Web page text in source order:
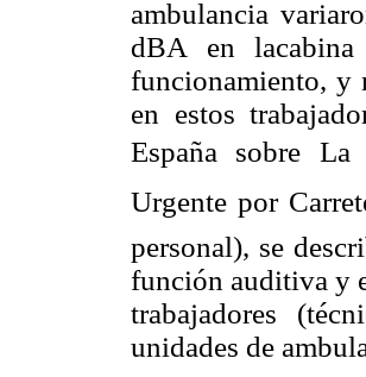
ambulancia
dBA en
funcionamiento, y
en estos
España sobre
Urgente por
personal), se
función auditiva y
trabajadores
unidades de